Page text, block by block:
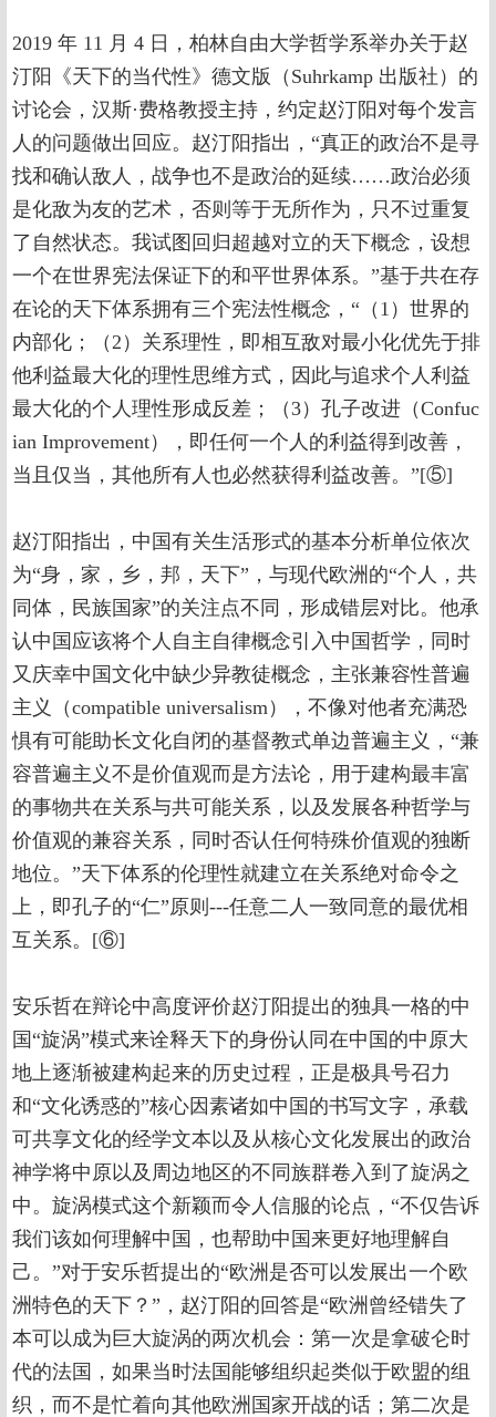
2019 年 11 月 4 日，柏林自由大学哲学系举办关于赵
汀阳《天下的当代性》德文版（Suhrkamp 出版社）的
讨论会，汉斯·费格教授主持，约定赵汀阳对每个发言
人的问题做出回应。赵汀阳指出，“真正的政治不是寻
找和确认敌人，战争也不是政治的延续……政治必须
是化敌为友的艺术，否则等于无所作为，只不过重复
了自然状态。我试图回归超越对立的天下概念，设想
一个在世界宪法保证下的和平世界体系。”基于共在存
在论的天下体系拥有三个宪法性概念，“（1）世界的
内部化；（2）关系理性，即相互敌对最小化优先于排
他利益最大化的理性思维方式，因此与追求个人利益
最大化的个人理性形成反差；（3）孔子改进（Confuc
ian Improvement），即任何一个人的利益得到改善，
当且仅当，其他所有人也必然获得利益改善。”[⑤]
赵汀阳指出，中国有关生活形式的基本分析单位依次
为“身，家，乡，邦，天下”，与现代欧洲的“个人，共
同体，民族国家”的关注点不同，形成错层对比。他承
认中国应该将个人自主自律概念引入中国哲学，同时
又庆幸中国文化中缺少异教徒概念，主张兼容性普遍
主义（compatible universalism），不像对他者充满恐
惧有可能助长文化自闭的基督教式单边普遍主义，“兼
容普遍主义不是价值观而是方法论，用于建构最丰富
的事物共在关系与共可能关系，以及发展各种哲学与
价值观的兼容关系，同时否认任何特殊价值观的独断
地位。”天下体系的伦理性就建立在关系绝对命令之
上，即孔子的“仁”原则---任意二人一致同意的最优相
互关系。[⑥]
安乐哲在辩论中高度评价赵汀阳提出的独具一格的中
国“旋涡”模式来诠释天下的身份认同在中国的中原大
地上逐渐被建构起来的历史过程，正是极具号召力
和“文化诱惑的”核心因素诸如中国的书写文字，承载
可共享文化的经学文本以及从核心文化发展出的政治
神学将中原以及周边地区的不同族群卷入到了旋涡之
中。旋涡模式这个新颖而令人信服的论点，“不仅告诉
我们该如何理解中国，也帮助中国来更好地理解自
己。”对于安乐哲提出的“欧洲是否可以发展出一个欧
洲特色的天下？”，赵汀阳的回答是“欧洲曾经错失了
本可以成为巨大旋涡的两次机会：第一次是拿破仑时
代的法国，如果当时法国能够组织起类似于欧盟的组
织，而不是忙着向其他欧洲国家开战的话；第二次是